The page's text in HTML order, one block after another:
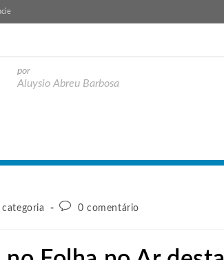
por
Aluysio Abreu Barbosa
categoria 0 comentário